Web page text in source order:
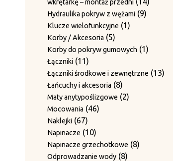
Tuleje prowadzenia drutu 22
produkty
Wałki prowadzenia drutu 66
Wały haków skrętnych 12
Zestawy noży do płyt dociskowych
1515
produktów
Zestawy prowadnic
produktów
Zestawy przeciwnoży 1010
Zestawy ścieralne bez blachy
grzebieniowej
11
Zestawy ścieralne do 4-krotnego
przewiązania
Zgarniacza 9
produktów
wkrętarkę – montaż przedni
Hydraulika pokryw z wężami 99
Klucze wielofunkcyjne 11
Korby / Akcesoria 55
produktów
Korby do pokryw gumowych 11
Łączniki 1111
produktów
Łączniki środkowe i zewnętrzne 1313
Łańcuchy i akcesoria 88
produktów
Maty anytypoślizgowe 22
Mocowania 4646
Naklejki 6767
produktów
Napinacze 1010
produktów
Napinacze grzechotkowe 88
Odprowadzanie wody 88